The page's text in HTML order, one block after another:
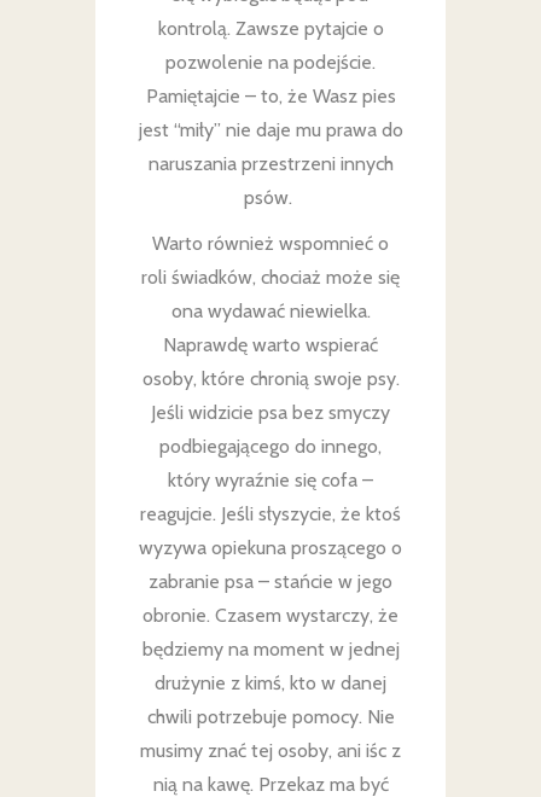
kontrolą. Zawsze pytajcie o
pozwolenie na podejście.
Pamiętajcie – to, że Wasz pies
jest “miły” nie daje mu prawa do
naruszania przestrzeni innych
psów.
Warto również wspomnieć o
roli świadków, chociaż może się
ona wydawać niewielka.
Naprawdę warto wspierać
osoby, które chronią swoje psy.
Jeśli widzicie psa bez smyczy
podbiegającego do innego,
który wyraźnie się cofa –
reagujcie. Jeśli słyszycie, że ktoś
wyzywa opiekuna proszącego o
zabranie psa – stańcie w jego
obronie. Czasem wystarczy, że
będziemy na moment w jednej
drużynie z kimś, kto w danej
chwili potrzebuje pomocy. Nie
musimy znać tej osoby, ani iśc z
nią na kawę. Przekaz ma być